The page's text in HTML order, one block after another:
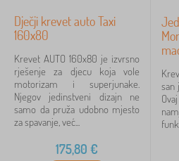
Dječji krevet auto Taxi
160x80
Krevet AUTO 160x80 je izvrsno
rješenje za djecu koja vole
motorizam i superjunake.
Njegov jedinstveni dizajn ne
samo da pruža udobno mjesto
za spavanje, već...
175,80 €
san